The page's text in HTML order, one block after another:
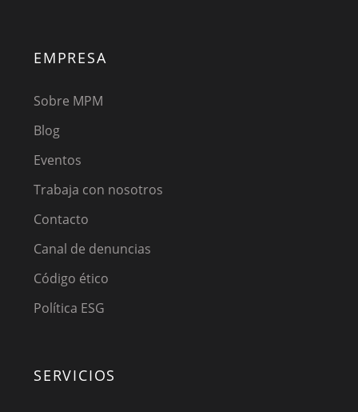
EMPRESA
Sobre MPM
Blog
Eventos
Trabaja con nosotros
Contacto
Canal de denuncias
Código ético
Política ESG
SERVICIOS